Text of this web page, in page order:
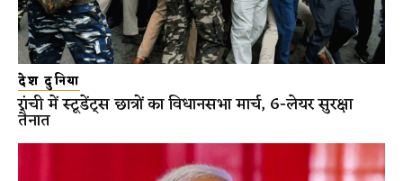
देश दुनिया
रांची में स्टूडेंट्स छात्रों का विधानसभा मार्च, 6-लेयर सुरक्षा
तैनात